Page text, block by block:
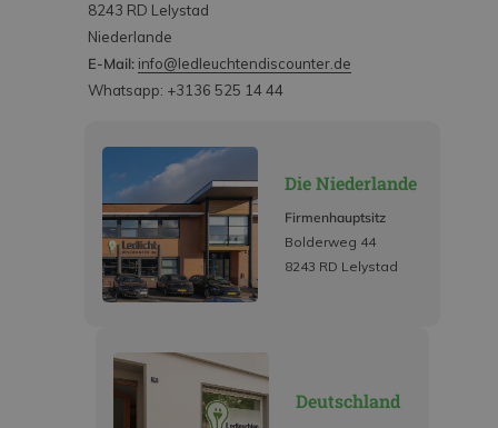
8243 RD Lelystad
Niederlande
E-Mail: info@ledleuchtendiscounter.de
Whatsapp: +3136 525 14 44
Die Niederlande
Firmenhauptsitz
Bolderweg 44
8243 RD Lelystad
Deutschland